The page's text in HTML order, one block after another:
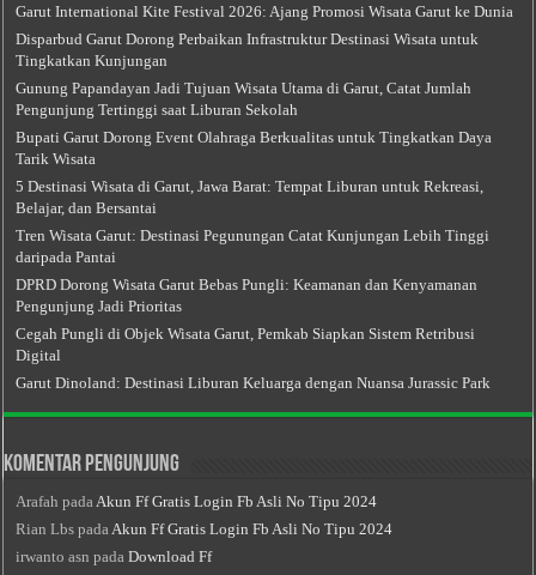
Garut International Kite Festival 2026: Ajang Promosi Wisata Garut ke Dunia
Disparbud Garut Dorong Perbaikan Infrastruktur Destinasi Wisata untuk
Tingkatkan Kunjungan
Gunung Papandayan Jadi Tujuan Wisata Utama di Garut, Catat Jumlah
Pengunjung Tertinggi saat Liburan Sekolah
Bupati Garut Dorong Event Olahraga Berkualitas untuk Tingkatkan Daya
Tarik Wisata
5 Destinasi Wisata di Garut, Jawa Barat: Tempat Liburan untuk Rekreasi,
Belajar, dan Bersantai
Tren Wisata Garut: Destinasi Pegunungan Catat Kunjungan Lebih Tinggi
daripada Pantai
DPRD Dorong Wisata Garut Bebas Pungli: Keamanan dan Kenyamanan
Pengunjung Jadi Prioritas
Cegah Pungli di Objek Wisata Garut, Pemkab Siapkan Sistem Retribusi
Digital
Garut Dinoland: Destinasi Liburan Keluarga dengan Nuansa Jurassic Park
Komentar Pengunjung
Arafah pada Akun Ff Gratis Login Fb Asli No Tipu 2024
Rian Lbs pada Akun Ff Gratis Login Fb Asli No Tipu 2024
irwanto asn padaDownload Ff